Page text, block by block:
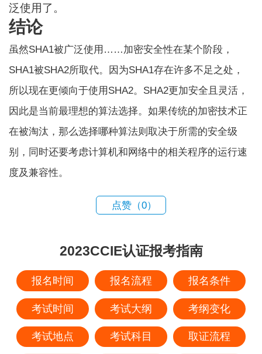
泛使用了。
结论
虽然SHA1被广泛使用……加密安全性在某个阶段，
SHA1被SHA2所取代。因为SHA1存在许多不足之处，
所以现在更倾向于使用SHA2。SHA2更加安全且灵活，
因此是当前最理想的算法选择。如果传统的加密技术正
在被淘汰，那么选择哪种算法则取决于所需的安全级
别，同时还要考虑计算机和网络中的相关程序的运行速
度及兼容性。
点赞（0）
2023CCIE认证报考指南
报名时间 报名流程 报名条件
考试时间 考试大纲 考纲变化
考试地点 考试科目 取证流程